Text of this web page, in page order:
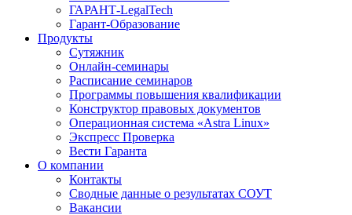
ГАРАНТ-LegalTech
Гарант-Образование
Продукты
Сутяжник
Онлайн-семинары
Расписание семинаров
Программы повышения квалификации
Конструктор правовых документов
Операционная система «Astra Linux»
Экспресс Проверка
Вести Гаранта
О компании
Контакты
Сводные данные о результатах СОУТ
Вакансии